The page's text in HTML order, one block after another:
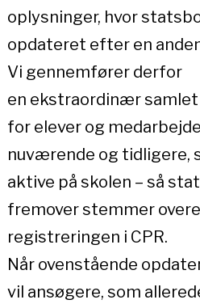
oplysninger, hvor
opdateret efter en
Vi gennemfører derfor
en ekstraordinær
for elever og
nuværende og tidligere,
aktive på skolen – så
fremover stemmer
registreringen i CPR.
Når ovenstående
vil ansøgere, som